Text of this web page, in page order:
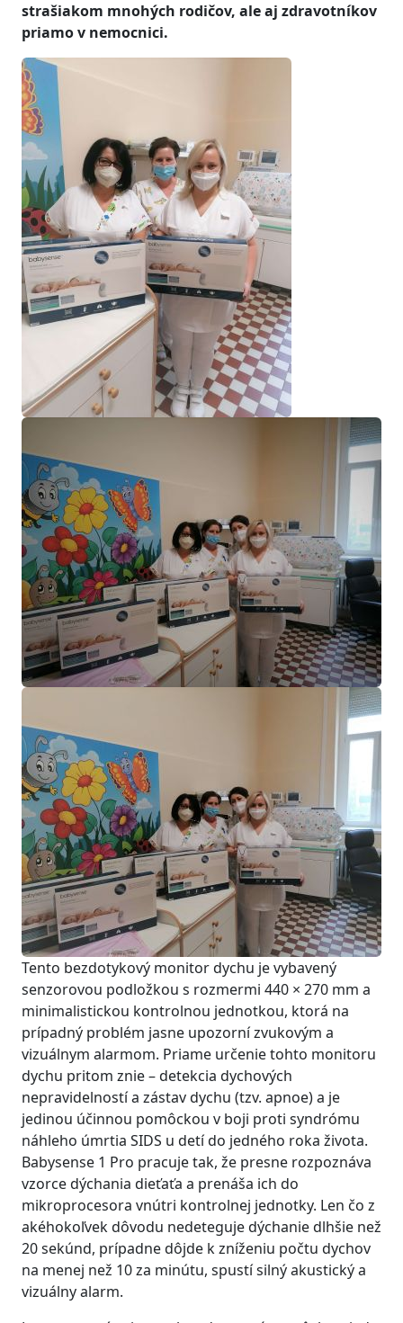
strašiakom mnohých rodičov, ale aj zdravotníkov
priamo v nemocnici.
Tento bezdotykový monitor dychu je vybavený
senzorovou podložkou s rozmermi 440 × 270 mm a
minimalistickou kontrolnou jednotkou, ktorá na
prípadný problém jasne upozorní zvukovým a
vizuálnym alarmom. Priame určenie tohto monitoru
dychu pritom znie – detekcia dychových
nepravidelností a zástav dychu (tzv. apnoe) a je
jedinou účinnou pomôckou v boji proti syndrómu
náhleho úmrtia SIDS u detí do jedného roka života.
Babysense 1 Pro pracuje tak, že presne rozpoznáva
vzorce dýchania dieťaťa a prenáša ich do
mikroprocesora vnútri kontrolnej jednotky. Len čo z
akéhokoľvek dôvodu nedeteguje dýchanie dlhšie než
20 sekúnd, prípadne dôjde k zníženiu počtu dychov
na menej než 10 za minútu, spustí silný akustický a
vizuálny alarm.